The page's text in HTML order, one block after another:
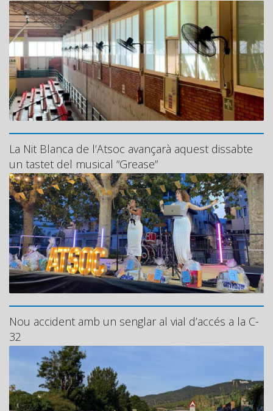
La Nit Blanca de l’Atsoc avançarà aquest dissabte
un tastet del musical “Grease”
Nou accident amb un senglar al vial d’accés a la C-
32